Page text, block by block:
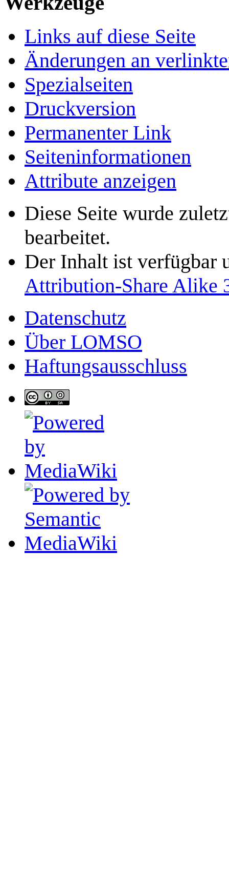
Links auf diese Seite
Änderungen an
Spezialseiten
Druckversion
Permanenter Link
Seiten­­informationen
Attribute anzeigen
Diese Seite wurde
bearbeitet.
Der Inhalt ist verfügbar
Attribution-Share Alike
Datenschutz
Über LOMSO
Haftungsausschluss